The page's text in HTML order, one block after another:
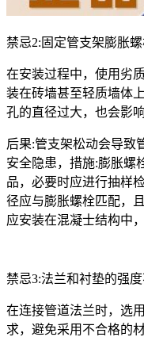
禁忌2:固定管支架膨胀
在安装过程中，使用劣
装在砖墙甚至轻质墙体
孔的直径过大，也会影
后果:管支架松动会导致
安全隐患，措施:膨胀螺
品，必要时应进行抽样
径应与膨胀螺栓匹配，
应安装在混凝士结构中
禁忌3:法兰和衬垫的强
在连接管道法兰时，选
求，避免采用不合格的